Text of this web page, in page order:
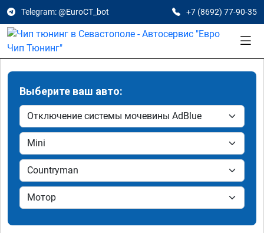
Telegram: @EuroCT_bot +7 (8692) 77-90-35
Выберите ваш авто: